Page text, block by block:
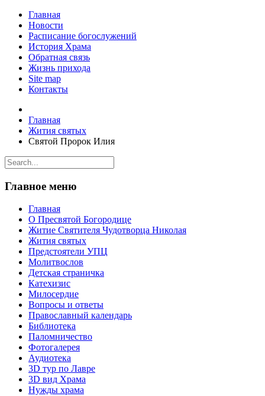
Главная
Новости
Расписание богослужений
История Храма
Обратная связь
Жизнь прихода
Site map
Контакты
Главная
Жития святых
Святой Пророк Илия
Главное меню
Главная
О Пресвятой Богородице
Житие Святителя Чудотворца Николая
Жития святых
Предстоятели УПЦ
Молитвослов
Детская страничка
Катехизис
Милосердие
Вопросы и ответы
Православный календарь
Библиотека
Паломничество
Фотогалерея
Аудиотека
3D тур по Лавре
3D вид Храма
Нужды храма